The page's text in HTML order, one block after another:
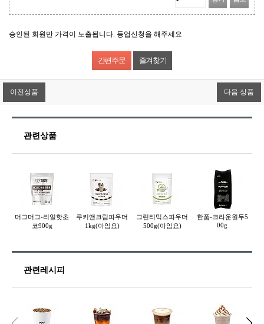
승인된 회원만 가격이 노출됩니다. 등업신청을 해주세요
즐겨찾기
이전상품 다음 상품
관련상품
머그머그-리얼핫초
코900g
쿠키앤크림파우더
1kg(아임요)
그린티믹스파우더
500g(아임요)
한품-크라운원두5
00g
관련레시피